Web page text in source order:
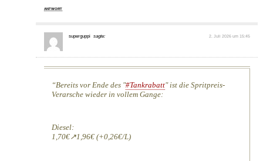
ANTWORT
superguppi sagte: 2. Juli 2026 um 15:45
Bereits vor Ende des "#Tankrabatt" ist die Spritpreis-
Verarsche wieder in vollem Gange:
Diesel:
1,70€↗️1,96€ (+0,26€/L)